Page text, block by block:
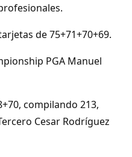
de 75+71+70+69.
PGA Manuel
compilando 213,
Cesar Rodríguez